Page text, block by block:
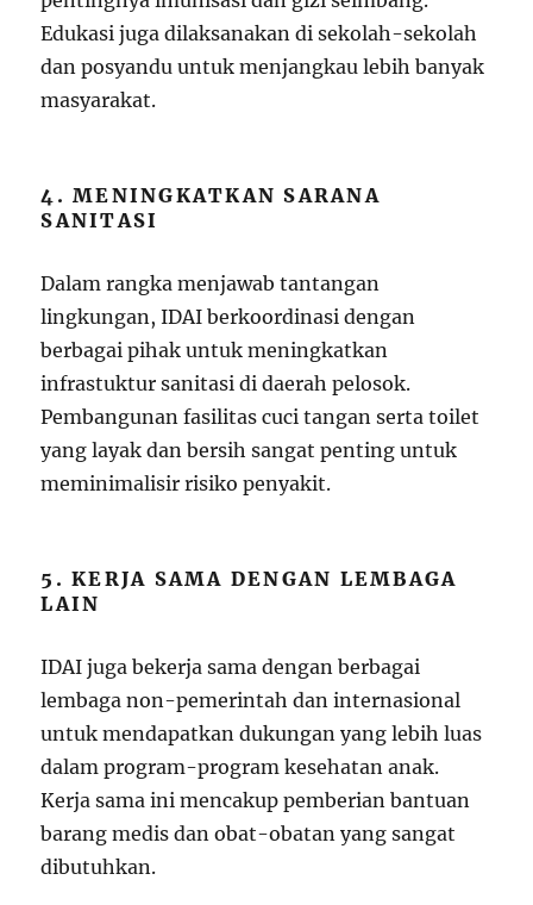
Edukasi juga dilaksanakan di sekolah-sekolah
dan posyandu untuk menjangkau lebih banyak
masyarakat.
4. MENINGKATKAN SARANA
SANITASI
Dalam rangka menjawab tantangan
lingkungan, IDAI berkoordinasi dengan
berbagai pihak untuk meningkatkan
infrastuktur sanitasi di daerah pelosok.
Pembangunan fasilitas cuci tangan serta toilet
yang layak dan bersih sangat penting untuk
meminimalisir risiko penyakit.
5. KERJA SAMA DENGAN LEMBAGA
LAIN
IDAI juga bekerja sama dengan berbagai
lembaga non-pemerintah dan internasional
untuk mendapatkan dukungan yang lebih luas
dalam program-program kesehatan anak.
Kerja sama ini mencakup pemberian bantuan
barang medis dan obat-obatan yang sangat
dibutuhkan.